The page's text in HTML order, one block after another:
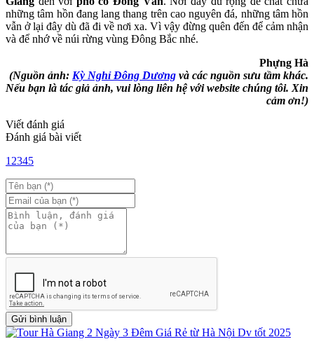
những tâm hồn đang lang thang trên cao nguyên đá, những tâm hồn
vẫn ở lại đây dù đã đi về nơi xa. Vì vậy đừng quên đến để cảm nhận
và để nhớ về núi rừng vùng Đông Bắc nhé.
Phựng Hà
(Nguồn ảnh: Kỳ Nghỉ Đông Dương và các nguồn sưu tầm khác.
Nếu bạn là tác giả ảnh, vui lòng liên hệ với website chúng tôi. Xin
cảm ơn!)
Viết đánh giá
Đánh giá bài viết
1 2345